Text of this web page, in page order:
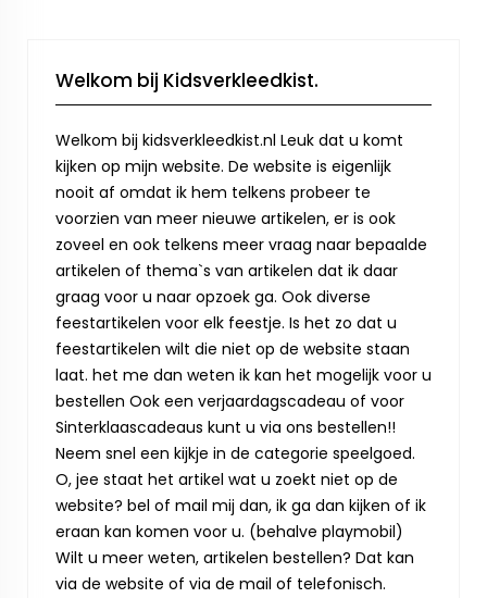
Welkom bij Kidsverkleedkist.
Welkom bij kidsverkleedkist.nl Leuk dat u komt
kijken op mijn website. De website is eigenlijk
nooit af omdat ik hem telkens probeer te
voorzien van meer nieuwe artikelen, er is ook
zoveel en ook telkens meer vraag naar bepaalde
artikelen of thema`s van artikelen dat ik daar
graag voor u naar opzoek ga. Ook diverse
feestartikelen voor elk feestje. Is het zo dat u
feestartikelen wilt die niet op de website staan
laat. het me dan weten ik kan het mogelijk voor u
bestellen Ook een verjaardagscadeau of voor
Sinterklaascadeaus kunt u via ons bestellen!!
Neem snel een kijkje in de categorie speelgoed.
O, jee staat het artikel wat u zoekt niet op de
website? bel of mail mij dan, ik ga dan kijken of ik
eraan kan komen voor u. (behalve playmobil)
Wilt u meer weten, artikelen bestellen? Dat kan
via de website of via de mail of telefonisch.